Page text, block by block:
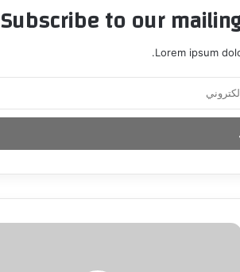
Subscribe to our
Lorem ipsum